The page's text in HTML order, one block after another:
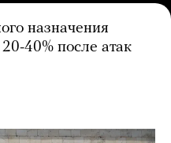
назначения
40% после атак